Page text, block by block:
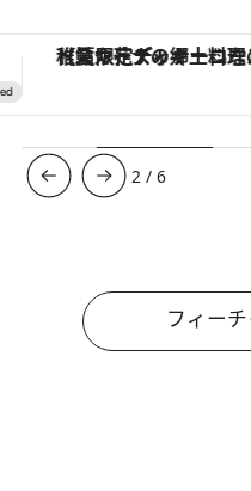
ヴァシュロン・コンスタンタン「オーヴァーシーズ・オートマティック」。
3 /6
フィー